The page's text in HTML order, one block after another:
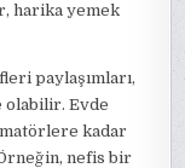
harika yemek
paylaşımları,
olabilir. Evde
kadar
nefis bir